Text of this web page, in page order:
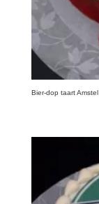
Bier-dop taart Amstel